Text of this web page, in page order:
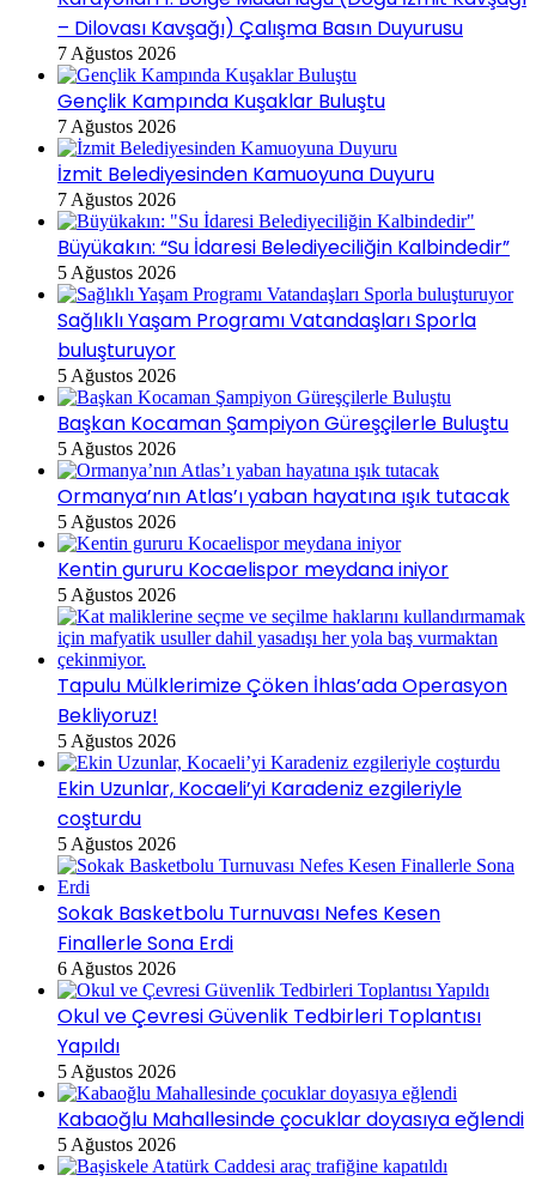
– Dilovası Kavşağı) Çalışma Basın Duyurusu
7 Ağustos 2026
Gençlik Kampında Kuşaklar Buluştu
7 Ağustos 2026
İzmit Belediyesinden Kamuoyuna Duyuru
7 Ağustos 2026
Büyükakın: “Su İdaresi Belediyeciliğin Kalbindedir”
5 Ağustos 2026
Sağlıklı Yaşam Programı Vatandaşları Sporla
buluşturuyor
5 Ağustos 2026
Başkan Kocaman Şampiyon Güreşçilerle Buluştu
5 Ağustos 2026
Ormanya’nın Atlas’ı yaban hayatına ışık tutacak
5 Ağustos 2026
Kentin gururu Kocaelispor meydana iniyor
5 Ağustos 2026
Tapulu Mülklerimize Çöken İhlas’ada Operasyon
Bekliyoruz!
5 Ağustos 2026
Ekin Uzunlar, Kocaeli’yi Karadeniz ezgileriyle
coşturdu
5 Ağustos 2026
Sokak Basketbolu Turnuvası Nefes Kesen
Finallerle Sona Erdi
6 Ağustos 2026
Okul ve Çevresi Güvenlik Tedbirleri Toplantısı
Yapıldı
5 Ağustos 2026
Kabaoğlu Mahallesinde çocuklar doyasıya eğlendi
5 Ağustos 2026